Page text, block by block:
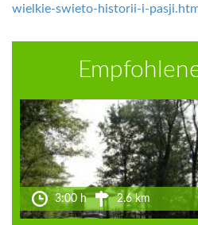
wielkie-swieto-historii-i-
3:00 h 2.6 km